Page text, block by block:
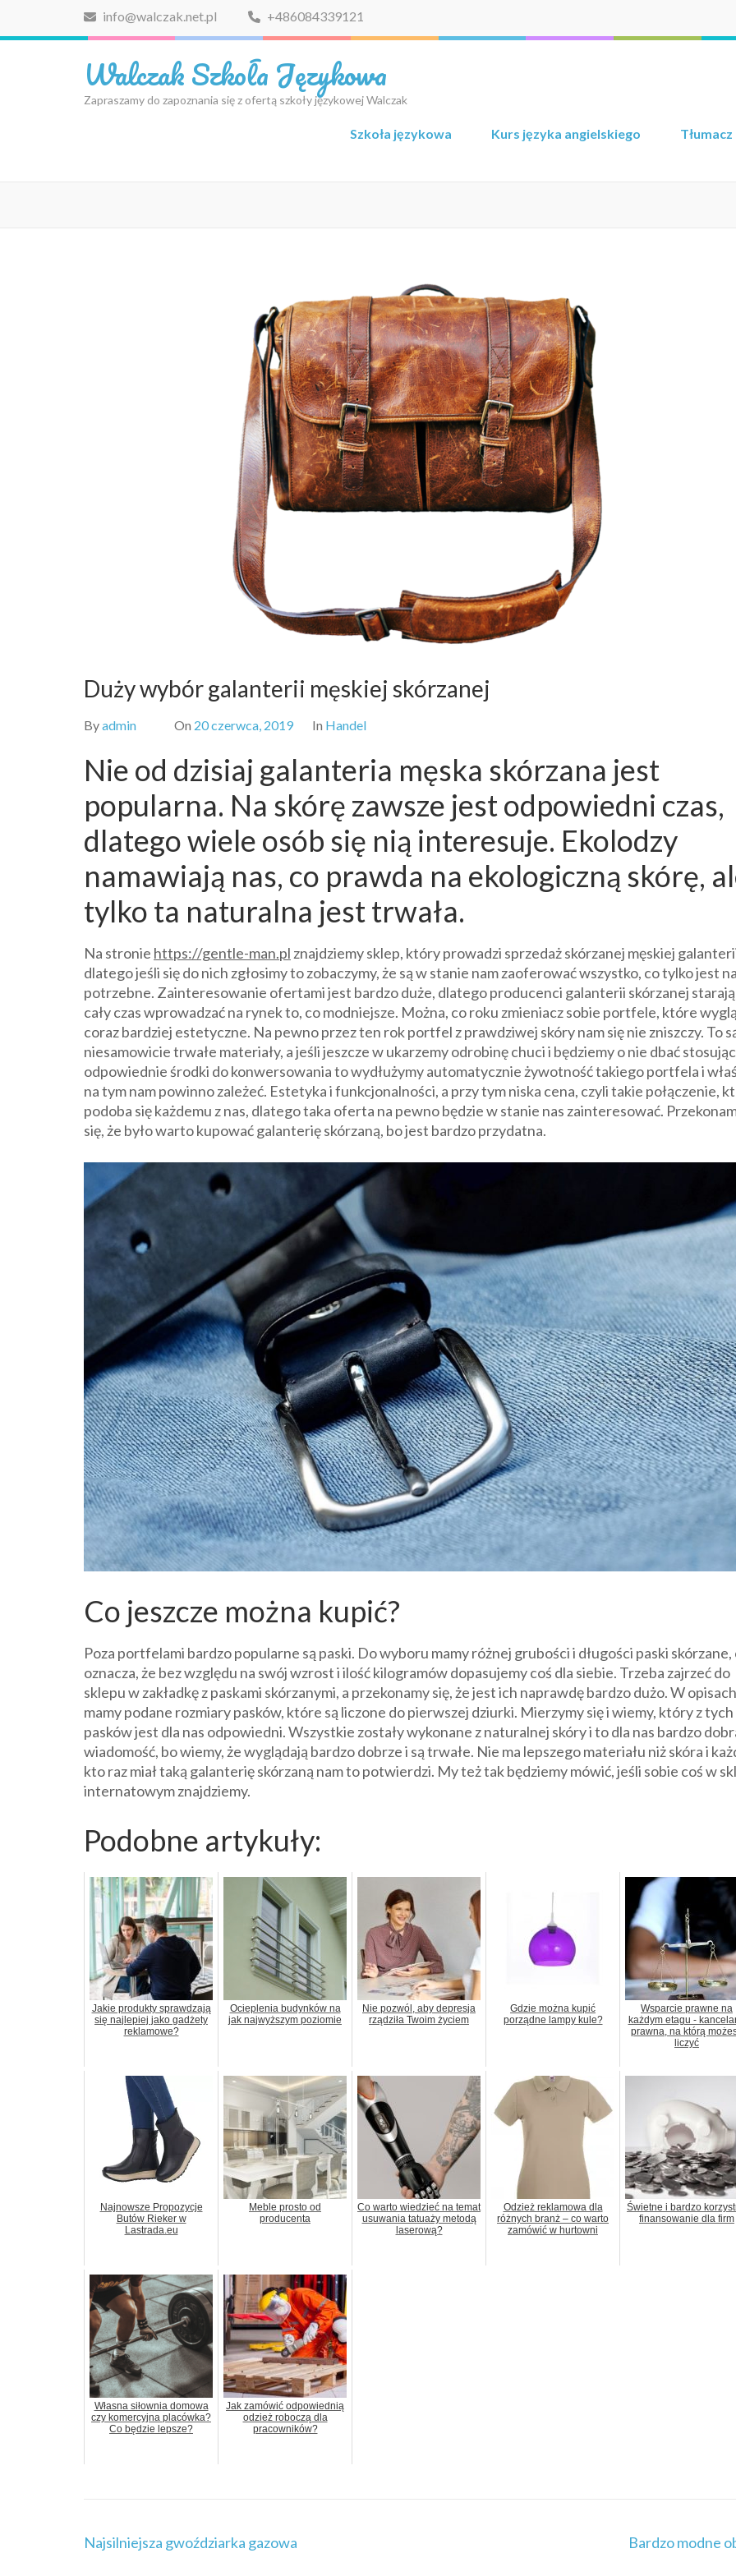
info@walczak.net.pl +486084339121
Walczak Szkoła Językowa
Zapraszamy do zapoznania się z ofertą szkoły językowej Walczak
Szkoła językowa Kurs języka angielskiego
Duży wybór galanterii męskiej skórzanej
Byadmin On 20 czerwca, 2019 In Handel
Nie od dzisiaj galanteria męska skórzana jest
popularna. Na skórę zawsze jest odpowiedni czas,
dlatego wiele osób się nią interesuje. Ekolodzy
namawiają nas, co prawda na ekologiczną skórę,
tylko ta naturalna jest trwała.
Na stronie https://gentle-man.pl znajdziemy sklep, który prowadzi sprzedaż skórzanej męskiej
dlatego jeśli się do nich zgłosimy to zobaczymy, że są w stanie nam zaoferować wszystko, co tylko jest
potrzebne. Zainteresowanie ofertami jest bardzo duże, dlatego producenci galanterii skórzanej starają
cały czas wprowadzać na rynek to, co modniejsze. Można, co roku zmieniacz sobie portfele, które
coraz bardziej estetyczne. Na pewno przez ten rok portfel z prawdziwej skóry nam się nie zniszczy. To
niesamowicie trwałe materiały, a jeśli jeszcze w ukarzemy odrobinę chuci i będziemy o nie dbać stosując
odpowiednie środki do konwersowania to wydłużymy automatycznie żywotność takiego portfela i
na tym nam powinno zależeć. Estetyka i funkcjonalności, a przy tym niska cena, czyli takie połączenie,
podoba się każdemu z nas, dlatego taka oferta na pewno będzie w stanie nas zainteresować.
się, że było warto kupować galanterię skórzaną, bo jest bardzo przydatna.
Co jeszcze można kupić?
Poza portfelami bardzo popularne są paski. Do wyboru mamy różnej grubości i długości paski skórzane,
oznacza, że bez względu na swój wzrost i ilość kilogramów dopasujemy coś dla siebie. Trzeba zajrzeć do
sklepu w zakładkę z paskami skórzanymi, a przekonamy się, że jest ich naprawdę bardzo dużo. W opisach
mamy podane rozmiary pasków, które są liczone do pierwszej dziurki. Mierzymy się i wiemy, który z tych
pasków jest dla nas odpowiedni. Wszystkie zostały wykonane z naturalnej skóry i to dla nas bardzo
wiadomość, bo wiemy, że wyglądają bardzo dobrze i są trwałe. Nie ma lepszego materiału niż skóra i
kto raz miał taką galanterię skórzaną nam to potwierdzi. My też tak będziemy mówić, jeśli sobie coś w
internatowym znajdziemy.
Podobne artykuły:
Jakie produkty sprawdzają
się najlepiej jako gadżety
reklamowe?
Ocieplenia budynków na
jak najwyższym poziomie
Nie pozwól, aby depresja
rządziła Twoim życiem
Gdzie można kupić
porządne lampy kule?
Wsparcie prawne na
każdym etagu -
prawna, na którą
liczyć
Najnowsze Propozycje
Butów Rieker w
Lastrada.eu
Meble prosto od
producenta
Co warto wiedzieć na temat
usuwania tatuaży metodą
laserową?
Odzież reklamowa dla
różnych branż – co warto
zamówić w hurtowni
Świetne i bardzo
finansowanie dla firm
Własna siłownia domowa
czy komercyjna placówka?
Co będzie lepsze?
Jak zamówić odpowiednią
odzież roboczą dla
pracowników?
Nawigacja
Najsilniejsza gwoździarka gazowa Bardzo modne